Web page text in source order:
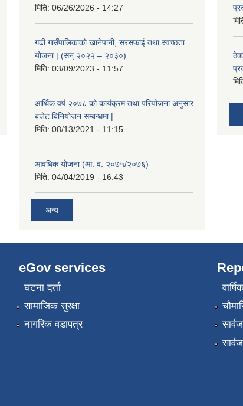
मिति: 06/26/2026 - 14:27
गढी गाउँपालिकाको खानेपानी, सरसफाई तथा स्वच्छता
योजना | (सन् २०२२ – २०३०)
मिति: 03/09/2023 - 11:57
आर्थिक वर्ष २०७८ को कार्यक्रम तथा परियोजना अनुसार
बजेट बिनियोजन सम्बन्धमा |
मिति: 08/13/2021 - 11:15
आवधिक योजना (आ. व. २०७५/२०७६)
मिति: 04/04/2019 - 16:43
अन्य
eGov services
घटना दर्ता
सामाजिक सुरक्षा
नागरिक वडापत्र